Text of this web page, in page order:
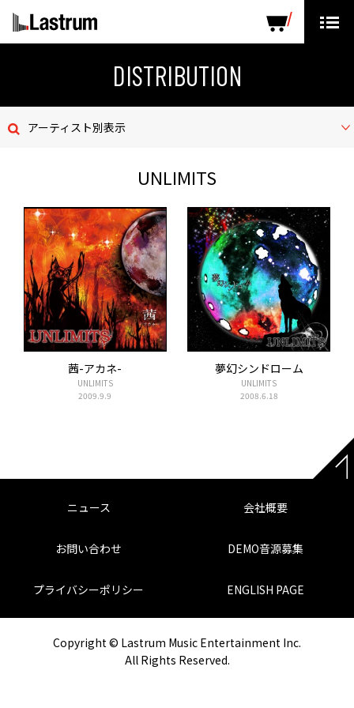
LABEL PRODUCTS
デモテープ
プライバシーポリシー
ENGLISH PAGE
DISTRIBUTION
アーティスト別表示
UNLIMITS
茜-アカネ-
UNLIMITS
2009.9.9
夢幻シンドローム
UNLIMITS
2008.6.18
ニュース 会社概要
お問い合わせ DEMO音源募集
プライバシーポリシー ENGLISH PAGE
Copyright © Lastrum Music Entertainment Inc.
All Rights Reserved.